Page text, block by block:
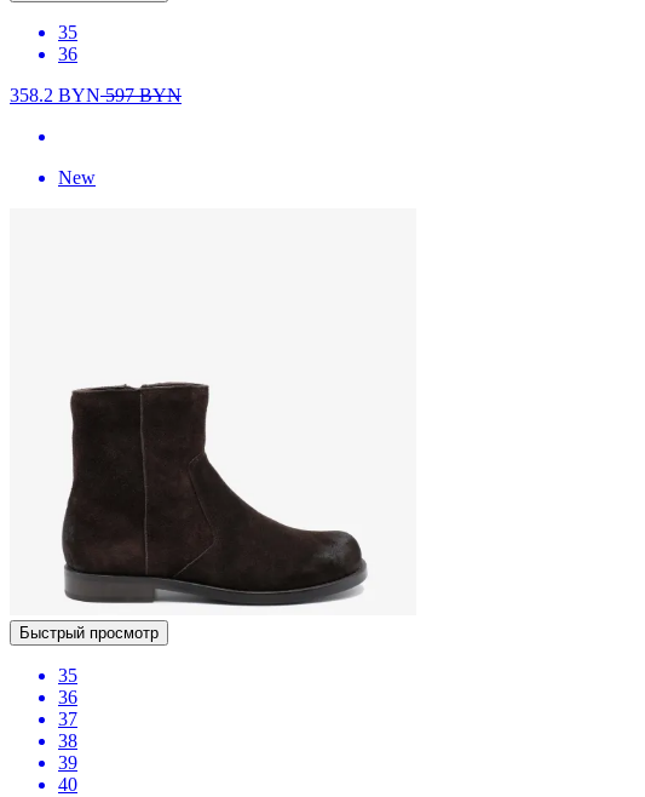
35
36
358.2 BYN597BYN
New
Быстрый просмотр
35
36
37
38
39
40